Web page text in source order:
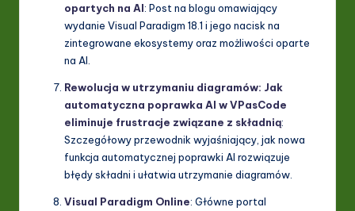
opartych na AI: Post na blogu omawiający
wydanie Visual Paradigm 18.1 i jego nacisk na
zintegrowane ekosystemy oraz możliwości oparte
na AI.
Rewolucja w utrzymaniu diagramów: Jak
automatyczna poprawka AI w VPasCode
eliminuje frustracje związane z składnią:
Szczegółowy przewodnik wyjaśniający, jak nowa
funkcja automatycznej poprawki AI rozwiązuje
błędy składni i ułatwia utrzymanie diagramów.
Visual Paradigm Online: Główne portal